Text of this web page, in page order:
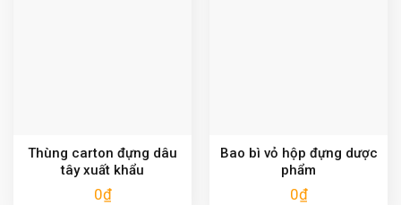
Thùng carton đựng dâu
tây xuất khẩu
0₫
Bao bì vỏ hộp đựng dược
phẩm
0₫